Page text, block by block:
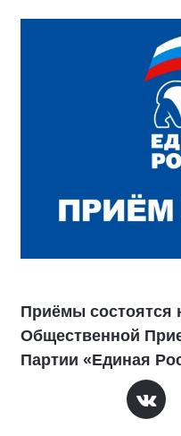
Приёмы состоятся
Общественной
Партии «Единая